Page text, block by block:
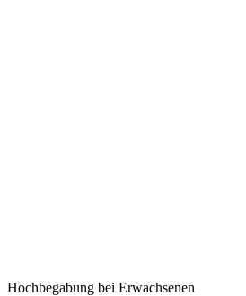
Hochbegabung bei Erwachsenen